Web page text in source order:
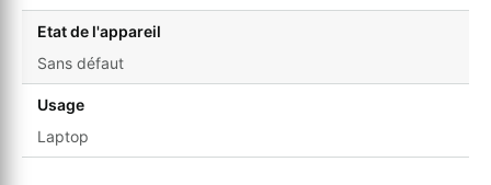
Etat de l'appareil
Sans défaut
Usage
Laptop